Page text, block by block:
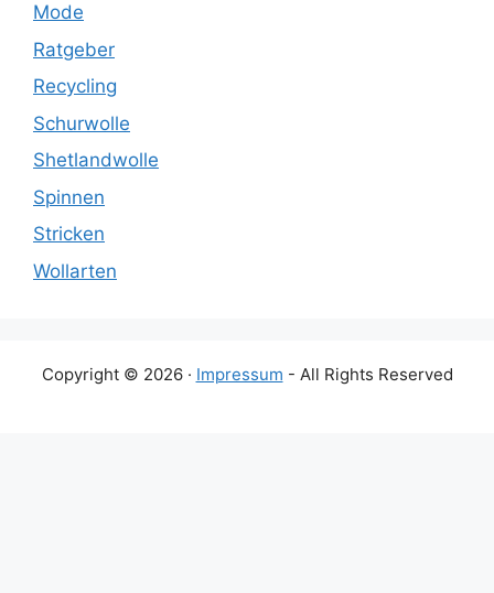
Mode
Ratgeber
Recycling
Schurwolle
Shetlandwolle
Spinnen
Stricken
Wollarten
Copyright © 2026 · Impressum - All Rights Reserved